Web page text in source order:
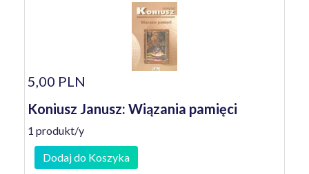
5,00 PLN
Koniusz Janusz: Wiązania pamięci
1 produkt/y
Dodaj do Koszyka